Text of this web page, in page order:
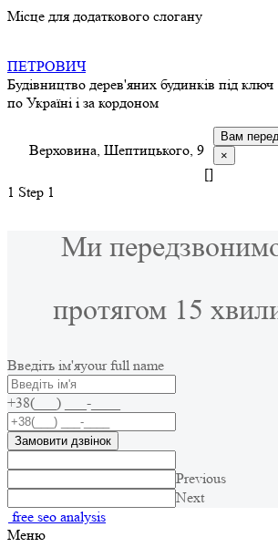
Місце для додаткового слогану
ПЕТРОВИЧ
Будівництво дерев'яних будинків під ключ
по Україні і за кордоном
Верховина, Шептицького, 9
Вам
×
[]
1 Step 1
Ми
протягом 15
Введіть ім'яyour full name
+38(___) ___-____
Замовити дзвінок
Previous
Next
free seo analysis
Меню